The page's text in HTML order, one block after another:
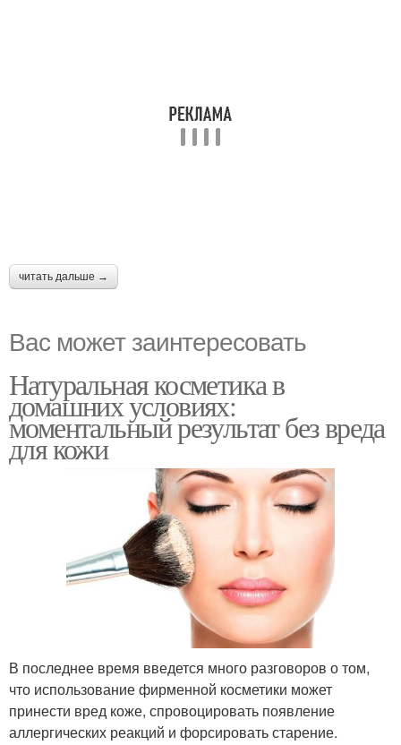
читать дальше →
Вас может заинтересовать
Натуральная косметика в
домашних условиях:
моментальный результат без вреда
для кожи
В последнее время введется много разговоров о том,
что использование фирменной косметики может
принести вред коже, спровоцировать появление
аллергических реакций и форсировать старение.